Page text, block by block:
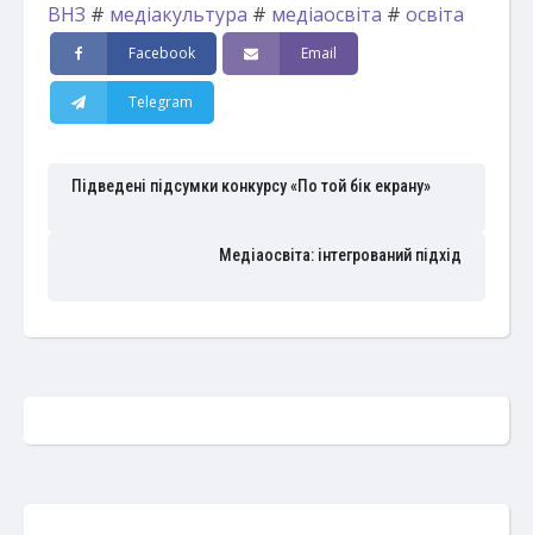
ВНЗ # медіакультура # медіаосвіта # освіта
Facebook Email
Telegram
Підведені підсумки конкурсу «По той бік екрану»
Медіаосвіта: інтегрований підхід